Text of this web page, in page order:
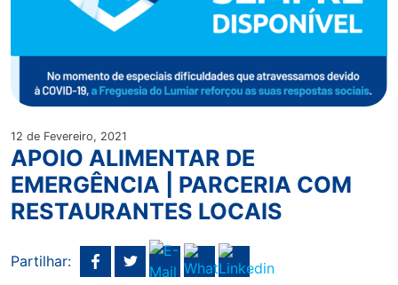
12 de Fevereiro, 2021
APOIO ALIMENTAR DE
EMERGÊNCIA | PARCERIA COM
RESTAURANTES LOCAIS
Partilhar: